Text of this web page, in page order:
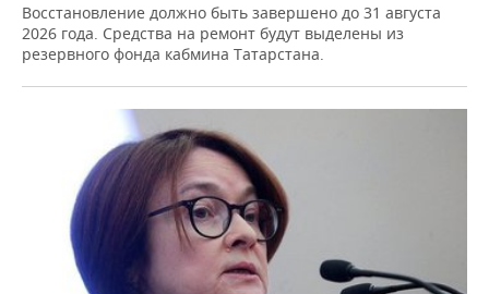
Восстановление должно быть завершено до 31 августа
2026 года. Средства на ремонт будут выделены из
резервного фонда кабмина Татарстана.